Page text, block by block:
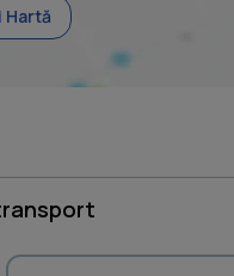
Hartă